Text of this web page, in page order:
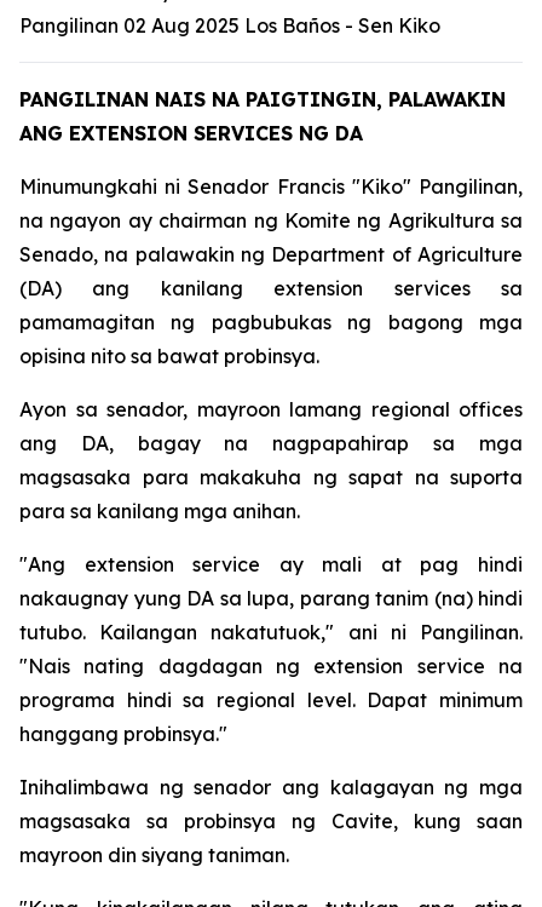
Pangilinan 02 Aug 2025 Los Baños - Sen Kiko
PANGILINAN NAIS NA PAIGTINGIN, PALAWAKIN
ANG EXTENSION SERVICES NG DA
Minumungkahi ni Senador Francis "Kiko" Pangilinan,
na ngayon ay chairman ng Komite ng Agrikultura sa
Senado, na palawakin ng Department of Agriculture
(DA) ang kanilang extension services sa
pamamagitan ng pagbubukas ng bagong mga
opisina nito sa bawat probinsya.
Ayon sa senador, mayroon lamang regional offices
ang DA, bagay na nagpapahirap sa mga
magsasaka para makakuha ng sapat na suporta
para sa kanilang mga anihan.
"Ang extension service ay mali at pag hindi
nakaugnay yung DA sa lupa, parang tanim (na) hindi
tutubo. Kailangan nakatutuok," ani ni Pangilinan.
"Nais nating dagdagan ng extension service na
programa hindi sa regional level. Dapat minimum
hanggang probinsya."
Inihalimbawa ng senador ang kalagayan ng mga
magsasaka sa probinsya ng Cavite, kung saan
mayroon din siyang taniman.